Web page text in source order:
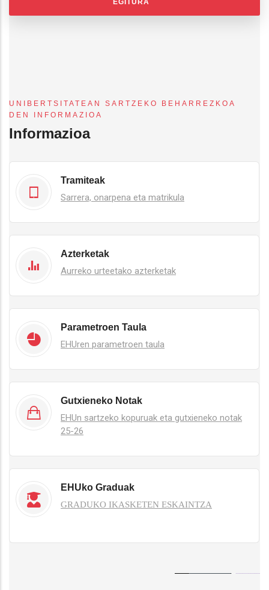
UNIBERTSITATEAN SARTZEKO BEHARREZKOA
DEN INFORMAZIOA
Informazioa
Tramiteak
Sarrera, onarpena eta matrikula
Azterketak
Aurreko urteetako azterketak
Parametroen Taula
EHUren parametroen taula
Gutxieneko Notak
EHUn sartzeko kopuruak eta gutxieneko notak
25-26
EHUko Graduak
GRADUKO IKASKETEN ESKAINTZA